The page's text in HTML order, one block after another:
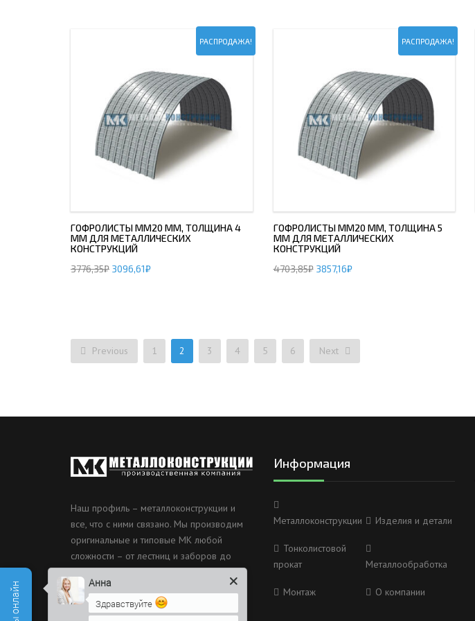
САМОНЕСУЩАЯ
ДЫМОВАЯ ТРУБА 11 М ОДНОСТВОЛЬНАЯ
САМОНЕСУЩАЯ
РАСПРОДАЖА!
ГОФРОЛИСТЫ ММ20 ММ, ТОЛЩИНА 4
ММ ДЛЯ МЕТАЛЛИЧЕСКИХ
КОНСТРУКЦИЙ
3776,35₽ 3096,61₽
РАСПРОДАЖА!
ГОФРОЛИСТЫ ММ20 ММ, ТОЛЩИНА 5
ММ ДЛЯ МЕТАЛЛИЧЕСКИХ
КОНСТРУКЦИЙ
4703,85₽ 3857,16₽
Previous 1 2 3 4 5 6 Next
Наш профиль – металлоконструкции и
все, что с ними связано. Мы производим
оригинальные и типовые МК любой
сложности – от лестниц и заборов до
Россия, Санкт-Петербург, 2
Муринский проспект дом 38
Информация
Металлоконструкции Изделия и детали
Тонколистовой
прокат
Металлообработка
Монтаж О компании
Анна
Здравствуйте